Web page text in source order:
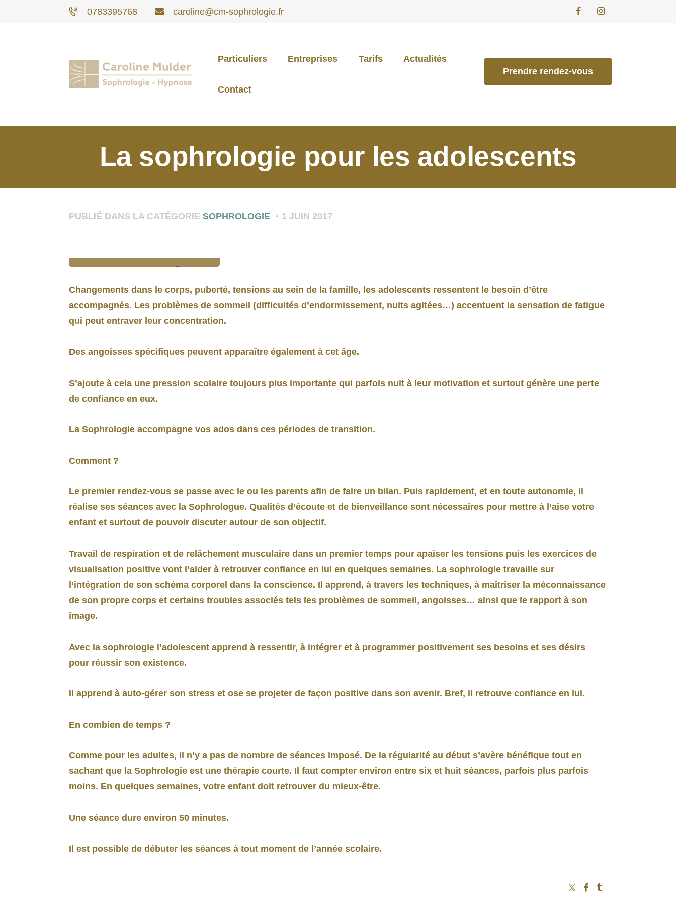
0783395768 caroline@cm-sophrologie.fr
Particuliers Entreprises Tarifs Actualités
Contact
Prendre rendez-vous
La sophrologie pour les adolescents
PARTICULIERS
ENTREPRISES
TARIFS
ACTUALITÉS
CONTACT
PUBLIÉ DANS LA CATÉGORIE SOPHROLOGIE 1 JUIN 2017
Conçu par Freepik
Changements dans le corps, puberté, tensions au sein de la famille, les adolescents ressentent le besoin d’être
accompagnés. Les problèmes de sommeil (difficultés d’endormissement, nuits agitées…) accentuent la sensation de fatigue
qui peut entraver leur concentration.
Des angoisses spécifiques peuvent apparaître également à cet âge.
S’ajoute à cela une pression scolaire toujours plus importante qui parfois nuit à leur motivation et surtout génère une perte
de confiance en eux.
La Sophrologie accompagne vos ados dans ces périodes de transition.
Comment ?
Le premier rendez-vous se passe avec le ou les parents afin de faire un bilan. Puis rapidement, et en toute autonomie, il
réalise ses séances avec la Sophrologue. Qualités d’écoute et de bienveillance sont nécessaires pour mettre à l’aise votre
enfant et surtout de pouvoir discuter autour de son objectif.
Travail de respiration et de relâchement musculaire dans un premier temps pour apaiser les tensions puis les exercices de
visualisation positive vont l’aider à retrouver confiance en lui en quelques semaines. La sophrologie travaille sur
l’intégration de son schéma corporel dans la conscience. Il apprend, à travers les techniques, à maîtriser la méconnaissance
de son propre corps et certains troubles associés tels les problèmes de sommeil, angoisses… ainsi que le rapport à son
image.
Avec la sophrologie l’adolescent apprend à ressentir, à intégrer et à programmer positivement ses besoins et ses désirs
pour réussir son existence.
Il apprend à auto-gérer son stress et ose se projeter de façon positive dans son avenir. Bref, il retrouve confiance en lui.
En combien de temps ?
Comme pour les adultes, il n’y a pas de nombre de séances imposé. De la régularité au début s’avère bénéfique tout en
sachant que la Sophrologie est une thérapie courte. Il faut compter environ entre six et huit séances, parfois plus parfois
moins. En quelques semaines, votre enfant doit retrouver du mieux-être.
Une séance dure environ 50 minutes.
Il est possible de débuter les séances à tout moment de l’année scolaire.